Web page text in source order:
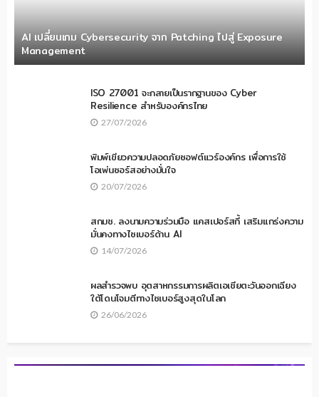
AI เปลี่ยนเกม Cybersecurity จาก Patching ไปสู่ Exposure
Management
ISO 27001 จะกลายเป็นรากฐานของ Cyber
Resilience สำหรับองค์กรไทย
27/07/2026
พิมพ์เขียวความปลอดภัยซอฟต์แวร์องค์กร เพื่อการใช้
โอเพ่นซอร์สอย่างมั่นใจ
20/07/2026
สกมช. ลงนามความร่วมมือ แคสเปอร์สกี้ เสริมแกร่งความ
มั่นคงทางไซเบอร์ด้าน AI
14/07/2026
ผลสำรวจพบ อุตสาหกรรมการผลิตเอเชียตะวันออกเฉียง
ใต้โดนโจมตีทางไซเบอร์สูงสุดในโลก
26/06/2026